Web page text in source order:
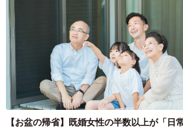
【お盆の帰省】既婚女性の半数以上が「